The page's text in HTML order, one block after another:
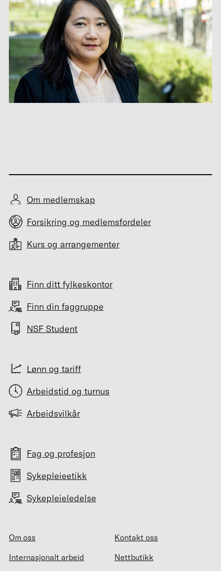
Om medlemskap
Forsikring og medlemsfordeler
Kurs og arrangementer
Finn ditt fylkeskontor
Finn din faggruppe
NSF Student
Lønn og tariff
Arbeidstid og turnus
Arbeidsvilkår
Fag og profesjon
Sykepleieetikk
Sykepleieledelse
Om oss
Kontakt oss
Internasjonalt arbeid
Nettbutikk